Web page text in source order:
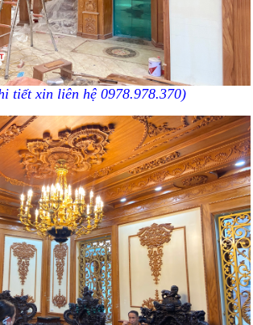
tiết xin liên hệ 0978.978.370)